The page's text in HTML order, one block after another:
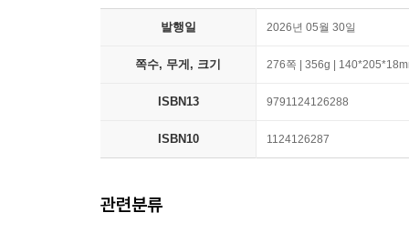
발행일 2026년 05월 30일
쪽수, 무게, 크기 276쪽 | 356g |
ISBN13 9791124126288
ISBN10 1124126287
관련분류